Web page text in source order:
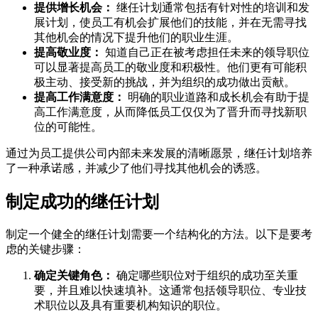
提供增长机会： 继任计划通常包括有针对性的培训和发
展计划，使员工有机会扩展他们的技能，并在无需寻找
其他机会的情况下提升他们的职业生涯。
提高敬业度： 知道自己正在被考虑担任未来的领导职位
可以显著提高员工的敬业度和积极性。他们更有可能积
极主动、接受新的挑战，并为组织的成功做出贡献。
提高工作满意度：
明确的职业道路和成长机会有助于提
高工作满意度，从而降低员工仅仅为了晋升而寻找新职
位的可能性。
通过为员工提供公司内部未来发展的清晰愿景，继任计划培养
了一种承诺感，并减少了他们寻找其他机会的诱惑。
制定成功的继任计划
制定一个健全的继任计划需要一个结构化的方法。以下是要考
虑的关键步骤：
确定关键角色： 确定哪些职位对于组织的成功至关重
要，并且难以快速填补。这通常包括领导职位、专业技
术职位以及具有重要机构知识的职位。